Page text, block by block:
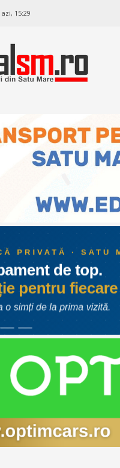
azi, 15:29